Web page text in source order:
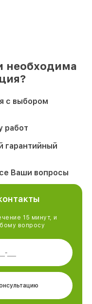
необходима
с выбором
работ
гарантийный
Ваши вопросы
15 минут, и
вопросу